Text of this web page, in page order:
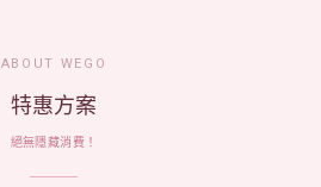
ABOUT WEGO
特惠方案
絕無隱藏消費！